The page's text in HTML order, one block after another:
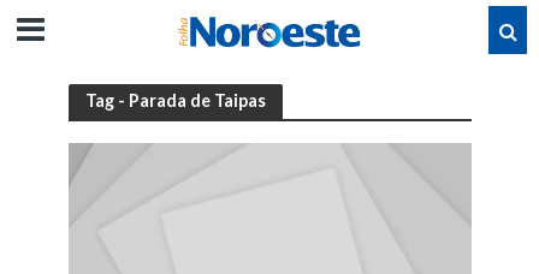
Tag - Parada de Taipas